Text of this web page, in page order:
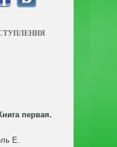
первая.
Е.